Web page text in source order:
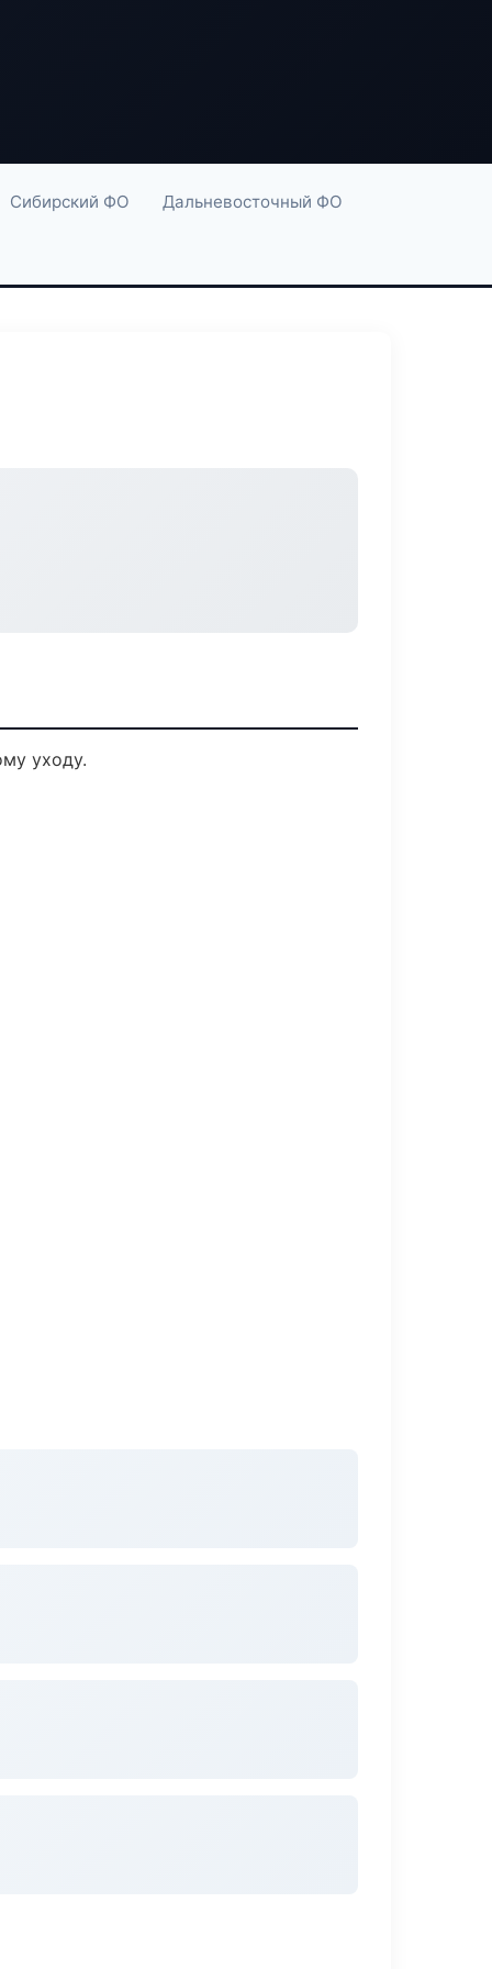
Сибирский ФО Дальневосточный ФО
уходу.